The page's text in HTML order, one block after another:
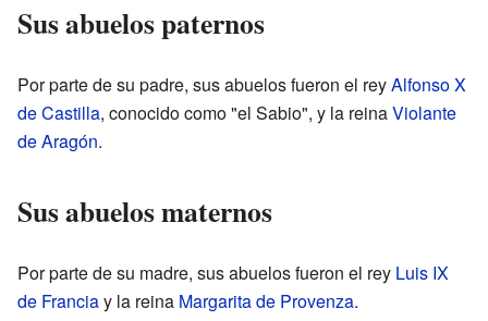
Sus abuelos paternos
Por parte de su padre, sus abuelos fueron el reyAlfonso X
de Castilla, conocido como "el Sabio", y la reinaViolante
de Aragón.
Sus abuelos maternos
Por parte de su madre, sus abuelos fueron el rey Luis IX
de Franciay la reina Margarita de Provenza.